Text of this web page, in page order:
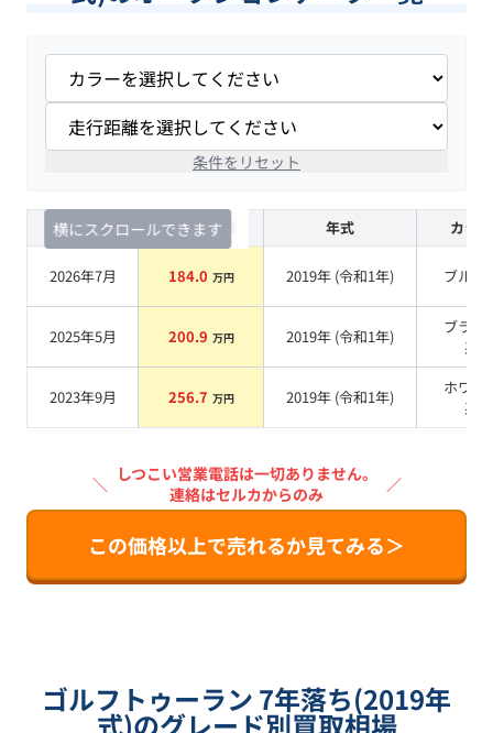
条件をリセット
横にスクロールできます
査定時期 セルカ実績 年式 カラー
2026年7月 184.0 万円 2019年 (令和1年) ブルー
2025年5月 200.9 万円 2019年 (令和1年)
ブラッ
系
2023年9月 256.7 万円 2019年 (令和1年)
ホワイ
系
＼ しつこい営業電話は一切ありません。
連絡はセルカからのみ
／
この価格以上で売れるか見てみる＞
ゴルフトゥーラン 7年落ち(2019年
式)のグレード別買取相場